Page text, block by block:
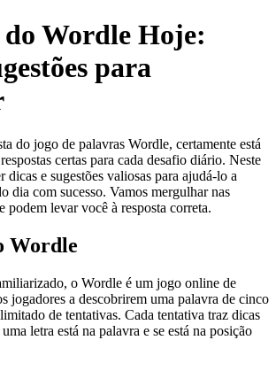
do Wordle Hoje:
para
do jogo de palavras Wordle, certamente está
certas para cada desafio diário. Neste
dicas e sugestões valiosas para ajudá-lo a
dia com sucesso. Vamos mergulhar nas
podem levar você à resposta correta.
Wordle
o Wordle é um jogo online de
jogadores a descobrirem uma palavra de cinco
de tentativas. Cada tentativa traz dicas
letra está na palavra e se está na posição